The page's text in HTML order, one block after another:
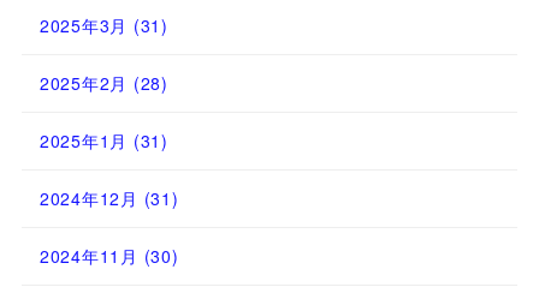
2025年3月 (31)
2025年2月 (28)
2025年1月 (31)
2024年12月 (31)
2024年11月 (30)